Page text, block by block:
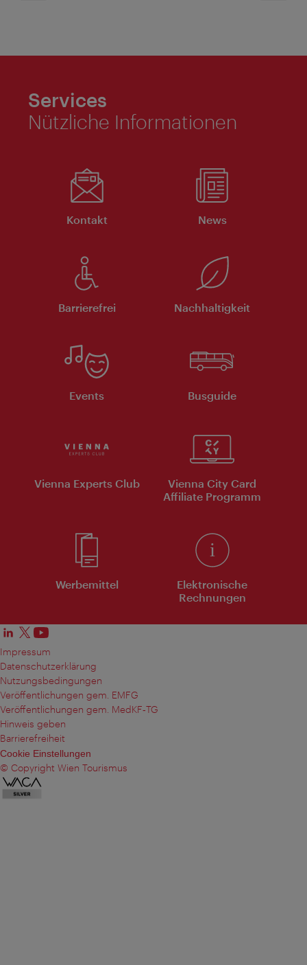
Services
Nützliche Informationen
Kontakt News
Barrierefrei Nachhaltigkeit
Events Busguide
Vienna Experts Club
Vienna City Card
Affiliate Programm
Werbemittel
Elektronische
Rechnungen
Impressum
Datenschutzerklärung
Nutzungsbedingungen
Veröffentlichungen gem. EMFG
Veröffentlichungen gem. MedKF‑TG
Hinweis geben
Barrierefreiheit
Cookie Einstellungen
© Copyright Wien Tourismus